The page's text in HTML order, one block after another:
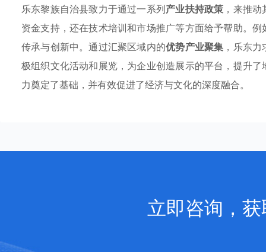
乐东黎族自治县致力于通过一系列产业扶持政策 ，来推
资金支持，还在技术培训和市场推广等方面给予帮助。
传承与创新中。通过汇聚区域内的优势产业聚集 ，乐东
极组织文化活动和展览，为企业创造展示的平台，提升
力奠定了基础，并有效促进了经济与文化的深度融合。
立即咨询，